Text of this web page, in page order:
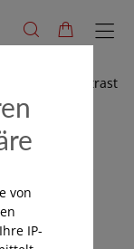
Hoher Kontrast
von
IP-